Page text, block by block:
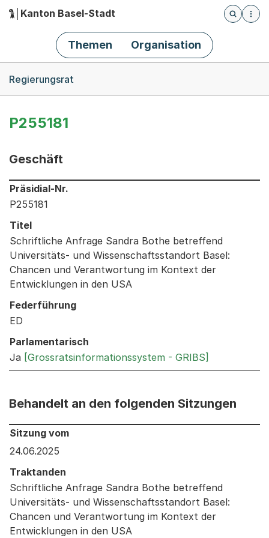
Hauptnavigation
Kanton Basel-Stadt
Öffnet
Themen Organisation
Regierungsrat
P255181
Geschäft
Informationen zum Ausgewählten Geschäft
Präsidial-Nr.
P255181
Titel
Schriftliche Anfrage Sandra Bothe betreffend
Universitäts- und Wissenschaftsstandort Basel:
Chancen und Verantwortung im Kontext der
Entwicklungen in den USA
Federführung
ED
Parlamentarisch
Ja [Grossratsinformationssystem - GRIBS]
Behandelt an den folgenden Sitzungen
Behandelt an den folgenden Sitzungen: Informationen
Sitzung vom
24.06.2025
Traktanden
Schriftliche Anfrage Sandra Bothe betreffend
Universitäts- und Wissenschaftsstandort Basel:
Chancen und Verantwortung im Kontext der
Entwicklungen in den USA